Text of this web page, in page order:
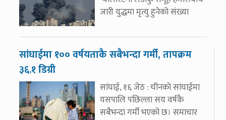
जारी युद्धमा मृत्यु हुनेको संख्या
सांघाईमा १०० वर्षयताकै सबैभन्दा गर्मी, तापक्रम
३६.१ डिग्री
सांघाई, १६ जेठ : चीनको सांघाईमा
यसपालि पछिल्ला सय वर्षकै
सबैभन्दा गर्मी भएको छ। समाचार